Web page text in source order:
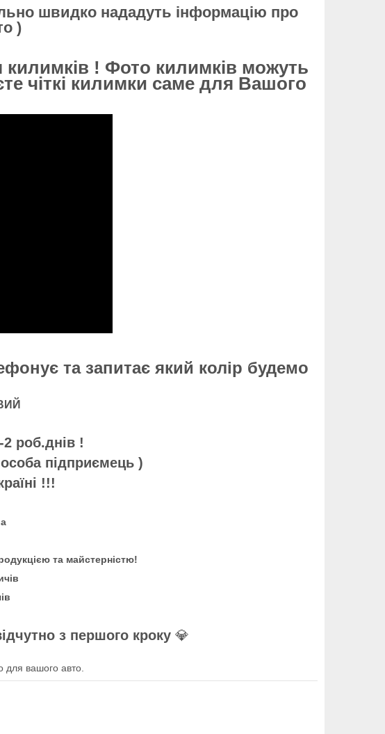
швидко нададуть інформацію про
)
! Фото килимків можуть
чіткі килимки саме для Вашого
та запитає який колір будемо
роб.днів !
підприємець )
!!!
та майстерністю!
з першого кроку 💎
для вашого авто.